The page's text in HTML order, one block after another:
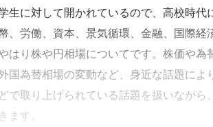
に対して開かれているので、高校時代
労働、資本、景気循環、金融、国際経
り株や円相場についてです。株価や為
為替相場の変動など、身近な話題によ
取り上げられている話題を扱いなが
ます。